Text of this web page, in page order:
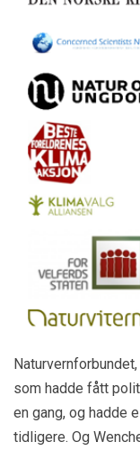
som hadde fått
en gang, og hadde
tidligere. Og